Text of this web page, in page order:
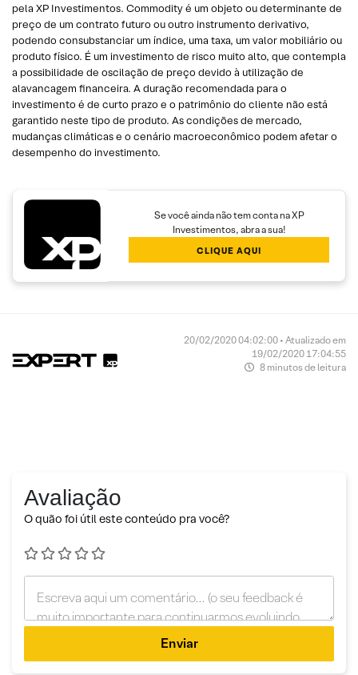
pela XP Investimentos. Commodity é um objeto ou determinante de
preço de um contrato futuro ou outro instrumento derivativo,
podendo consubstanciar um índice, uma taxa, um valor mobiliário ou
produto físico. É um investimento de risco muito alto, que contempla
a possibilidade de oscilação de preço devido à utilização de
alavancagem financeira. A duração recomendada para o
investimento é de curto prazo e o patrimônio do cliente não está
garantido neste tipo de produto. As condições de mercado,
mudanças climáticas e o cenário macroeconômico podem afetar o
desempenho do investimento.
Se você ainda não tem conta na XP
Investimentos, abra a sua!
CLIQUE AQUI
20/02/2020 04:02:00 • Atualizado em
19/02/2020 17:04:55
8 minutos de leitura
Avaliação
O quão foi útil este conteúdo pra você?
Enviar